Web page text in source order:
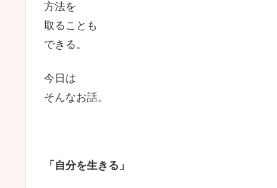
方法を
取ることも
できる。
今日は
そんなお話。
「自分を生きる」